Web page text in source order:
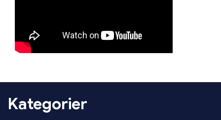
Kategorier